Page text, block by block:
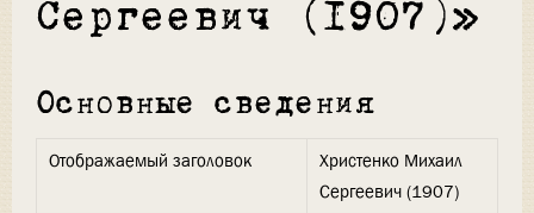
Сергеевич (1907)»
Основные сведения
Отображаемый заголовок
Христенко Михаил
Сергеевич (1907)